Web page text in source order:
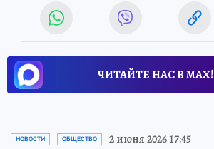
ЧИТАЙТЕ НАС В МАХ!
НОВОСТИ ОБЩЕСТВО 2 июня 2026 17:45